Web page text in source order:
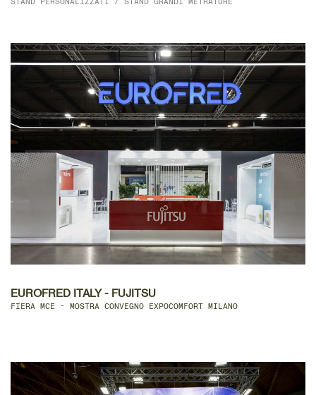
EUROFRED ITALY - FUJITSU
FIERA MCE - MOSTRA CONVEGNO EXPOCOMFORT MILANO
DETTAGLIO